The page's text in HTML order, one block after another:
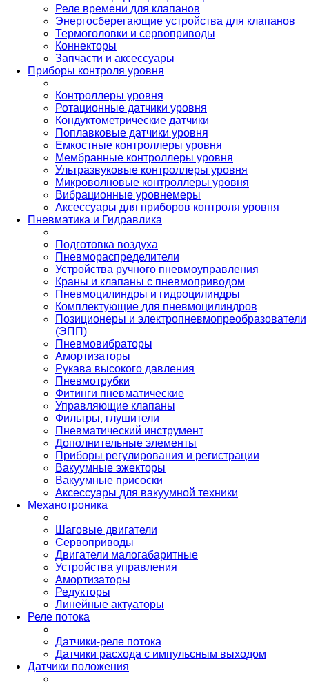
Реле времени для клапанов
Энергосберегающие устройства для клапанов
Термоголовки и сервоприводы
Коннекторы
Запчасти и аксессуары
Приборы контроля уровня
Контроллеры уровня
Ротационные датчики уровня
Кондуктометрические датчики
Поплавковые датчики уровня
Емкостные контроллеры уровня
Мембранные контроллеры уровня
Ультразвуковые контроллеры уровня
Микроволновые контроллеры уровня
Вибрационные уровнемеры
Аксессуары для приборов контроля уровня
Пневматика и Гидравлика
Подготовка воздуха
Пневмораспределители
Устройства ручного пневмоуправления
Краны и клапаны с пневмоприводом
Пневмоцилиндры и гидроцилиндры
Комплектующие для пневмоцилиндров
Позиционеры и электропневмопреобразователи
(ЭПП)
Пневмовибраторы
Амортизаторы
Рукава высокого давления
Пневмотрубки
Фитинги пневматические
Управляющие клапаны
Фильтры, глушители
Пневматический инструмент
Дополнительные элементы
Приборы регулирования и регистрации
Вакуумные эжекторы
Вакуумные присоски
Аксессуары для вакуумной техники
Механотроника
Шаговые двигатели
Сервоприводы
Двигатели малогабаритные
Устройства управления
Амортизаторы
Редукторы
Линейные актуаторы
Реле потока
Датчики-реле потока
Датчики расхода с импульсным выходом
Датчики положения